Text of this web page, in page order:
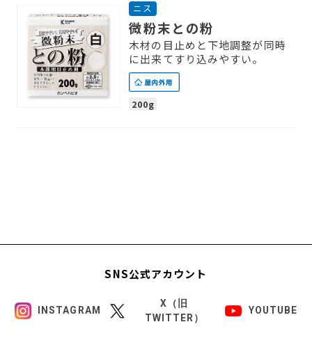
ニス
微粉末との粉
木材の目止めと下地調整が同時
に出来てすり込みやすい。
200g
SNS公式アカウント
INSTAGRAM
X（旧
TWITTER）
YOUTUBE